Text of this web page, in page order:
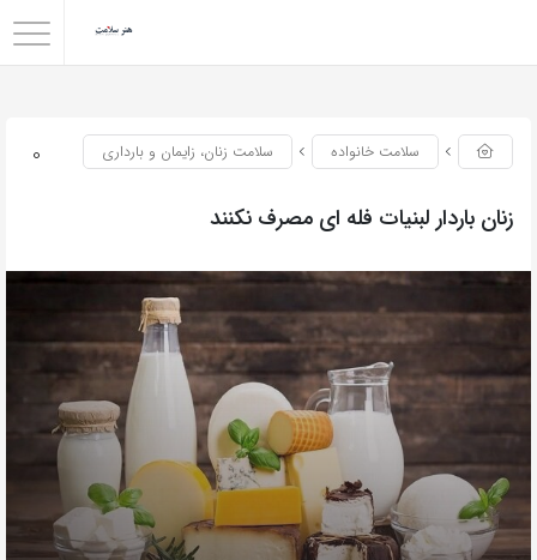
0 سلامت خانواده سلامت زنان، زایمان و بارداری
زنان باردار لبنیات فله ای مصرف نکنند